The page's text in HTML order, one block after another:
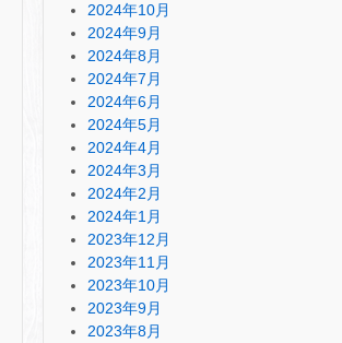
2024年10月
2024年9月
2024年8月
2024年7月
2024年6月
2024年5月
2024年4月
2024年3月
2024年2月
2024年1月
2023年12月
2023年11月
2023年10月
2023年9月
2023年8月